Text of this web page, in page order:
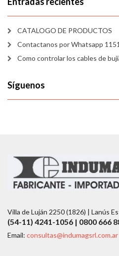
CATALOGO DE PRODUCTOS
Contactanos por Whatsapp
Como controlar los cables de
Síguenos
Villa de Luján 2250 (1826) | Lanús
(54-11) 4241-1056 | 0800 666
Email: consultas@indumagsrl.com.ar